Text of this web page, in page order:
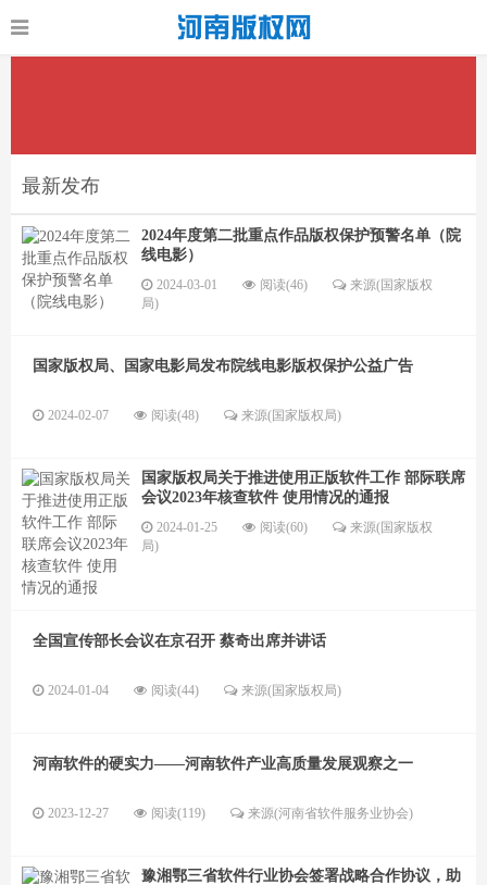
最新发布
2024年度第二批重点作品版权保护预警名单（院
线电影）
2024-03-01 阅读(46)
来源(国家版权
局)
国家版权局、国家电影局发布院线电影版权保护公益广告
2024-02-07 阅读(48) 来源(国家版权局)
国家版权局关于推进使用正版软件工作 部际联席
会议2023年核查软件 使用情况的通报
2024-01-25 阅读(60)
来源(国家版权
局)
全国宣传部长会议在京召开 蔡奇出席并讲话
2024-01-04 阅读(44) 来源(国家版权局)
河南软件的硬实力——河南软件产业高质量发展观察之一
2023-12-27 阅读(119) 来源(河南省软件服务业协会)
豫湘鄂三省软件行业协会签署战略合作协议，助